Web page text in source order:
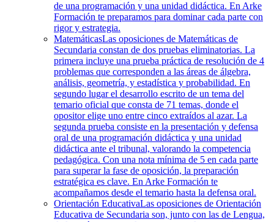
de una programación y una unidad didáctica. En Arke
Formación te preparamos para dominar cada parte con
rigor y estrategia.
MatemáticasLas oposiciones de Matemáticas de
Secundaria constan de dos pruebas eliminatorias. La
primera incluye una prueba práctica de resolución de 4
problemas que corresponden a las áreas de álgebra,
análisis, geometría, y estadística y probabilidad. En
segundo lugar el desarrollo escrito de un tema del
temario oficial que consta de 71 temas, donde el
opositor elige uno entre cinco extraídos al azar. La
segunda prueba consiste en la presentación y defensa
oral de una programación didáctica y una unidad
didáctica ante el tribunal, valorando la competencia
pedagógica. Con una nota mínima de 5 en cada parte
para superar la fase de oposición, la preparación
estratégica es clave. En Arke Formación te
acompañamos desde el temario hasta la defensa oral.
Orientación EducativaLas oposiciones de Orientación
Educativa de Secundaria son, junto con las de Lengua,